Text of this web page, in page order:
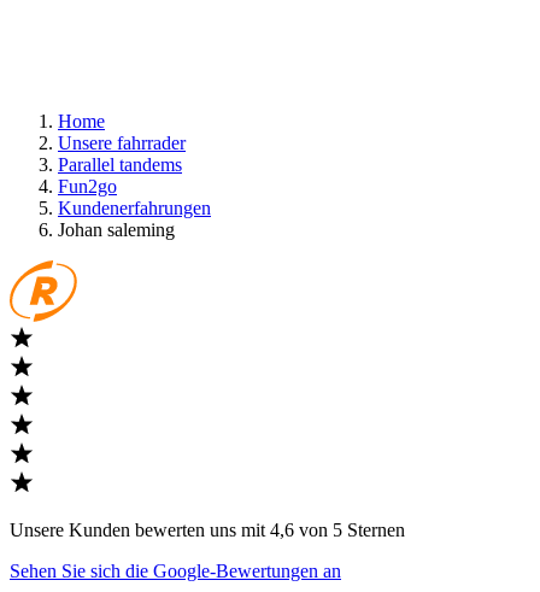
Home
Unsere fahrrader
Parallel tandems
Fun2go
Kundenerfahrungen
Johan saleming
Unsere Kunden bewerten uns mit 4,6 von 5 Sternen
Sehen Sie sich die Google-Bewertungen an